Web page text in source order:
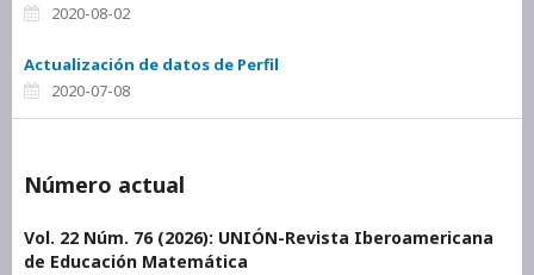
2020-08-02
Actualización de datos de Perfil
2020-07-08
Número actual
Vol. 22 Núm. 76 (2026): UNIÓN-Revista Iberoamericana
de Educación Matemática